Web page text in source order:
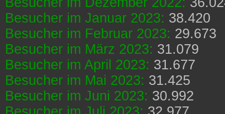
Besucher im Januar 2023: 38.420
Besucher im Februar 2023: 29.673
Besucher im März 2023: 31.079
Besucher im April 2023: 31.677
Besucher im Mai 2023: 31.425
Besucher im Juni 2023: 30.992